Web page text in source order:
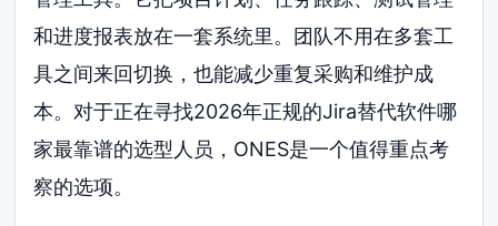
和进度报表放在一套系统里。团队不用在多套工
具之间来回切换，也能减少重复采购和维护成
本。对于正在寻找2026年正规的Jira替代软件哪
家最靠谱的选型人员，ONES是一个值得重点考
察的选项。